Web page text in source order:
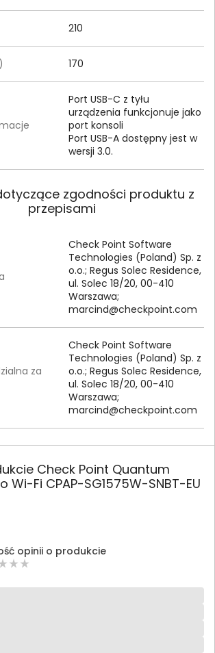
210
170
Port USB-C z tyłu
urządzenia funkcjonuje jako
port konsoli
Port USB-A dostępny jest w
wersji 3.0.
zgodności produktu z
przepisami
Check Point Software
Technologies (Poland) Sp. z
o.o.; Regus Solec Residence,
ul. Solec 18/20, 00-410
Warszawa;
marcind@checkpoint.com
za
Check Point Software
Technologies (Poland) Sp. z
o.o.; Regus Solec Residence,
ul. Solec 18/20, 00-410
Warszawa;
marcind@checkpoint.com
Check Point Quantum
Wi-Fi CPAP-SG1575W-SNBT-EU
opinii o produkcie